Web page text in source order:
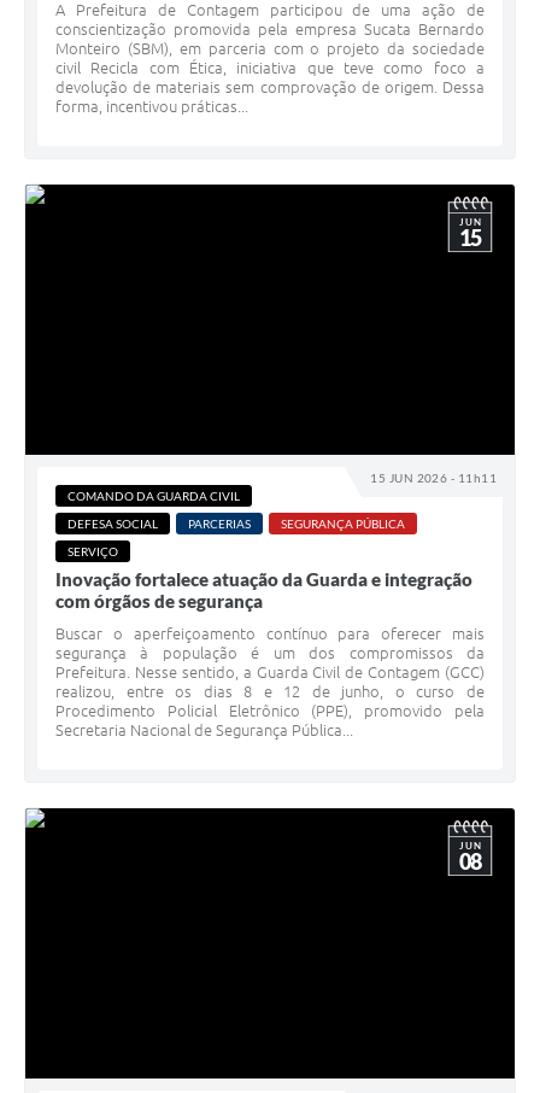
A Prefeitura de Contagem participou de uma ação de
conscientização promovida pela empresa Sucata Bernardo
Monteiro (SBM), em parceria com o projeto da sociedade
civil Recicla com Ética, iniciativa que teve como foco a
devolução de materiais sem comprovação de origem. Dessa
forma, incentivou práticas...
15 JUN 2026 - 11h11
JUN
15
COMANDO DA GUARDA CIVIL
DEFESA SOCIAL
PARCERIAS
SEGURANÇA PÚBLICA
SERVIÇO
Inovação fortalece atuação da Guarda e integração
com órgãos de segurança
Buscar o aperfeiçoamento contínuo para oferecer mais
segurança à população é um dos compromissos da
Prefeitura. Nesse sentido, a Guarda Civil de Contagem (GCC)
realizou, entre os dias 8 e 12 de junho, o curso de
Procedimento Policial Eletrônico (PPE), promovido pela
Secretaria Nacional de Segurança Pública...
JUN
08